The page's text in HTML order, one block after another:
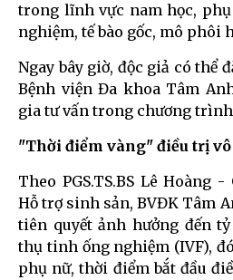
trong lĩnh vực nam học,
nghiệm, tế bào gốc, mô phôi
Ngay bây giờ, độc giả có thể
Bệnh viện Đa khoa Tâm
gia tư vấn trong chương
"Thời điểm vàng" điều trị
Theo PGS.TS.BS Lê Hoàng
Hỗ trợ sinh sản, BVĐK Tâm
tiên quyết ảnh hưởng đến
thụ tinh ống nghiệm (IVF),
phụ nữ, thời điểm bắt đầu